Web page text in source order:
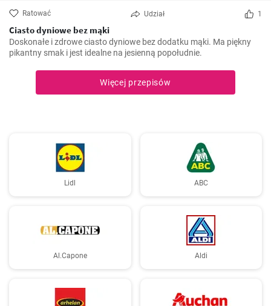
Ratować Udział 1
Ciasto dyniowe bez mąki
Doskonałe i zdrowe ciasto dyniowe bez dodatku mąki. Ma piękny
pikantny smak i jest idealne na jesienną popołudnie.
Więcej przepisów
Lidl ABC
Al.Capone Aldi